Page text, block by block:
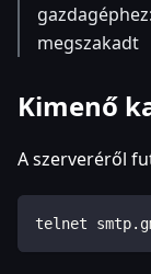
megszakadt
Kimenő
A szerveréről
telnet